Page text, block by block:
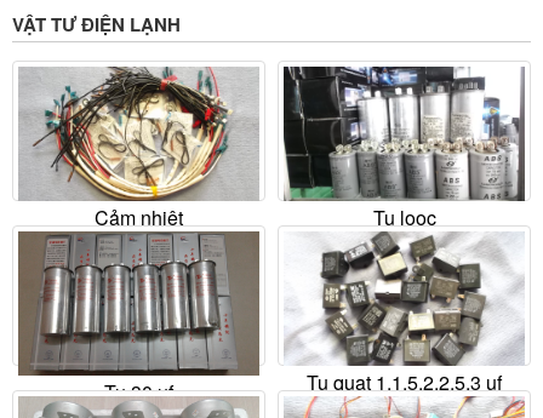
VẬT TƯ ĐIỆN LẠNH
Cảm nhiệt
Liên hệ
Mua ngay
Chi tiết
Tụ looc
Liên hệ
Mua ngay
Chi tiết
Tụ 30 uf Tụ quạt 1,1.5,2,2.5,3 uf